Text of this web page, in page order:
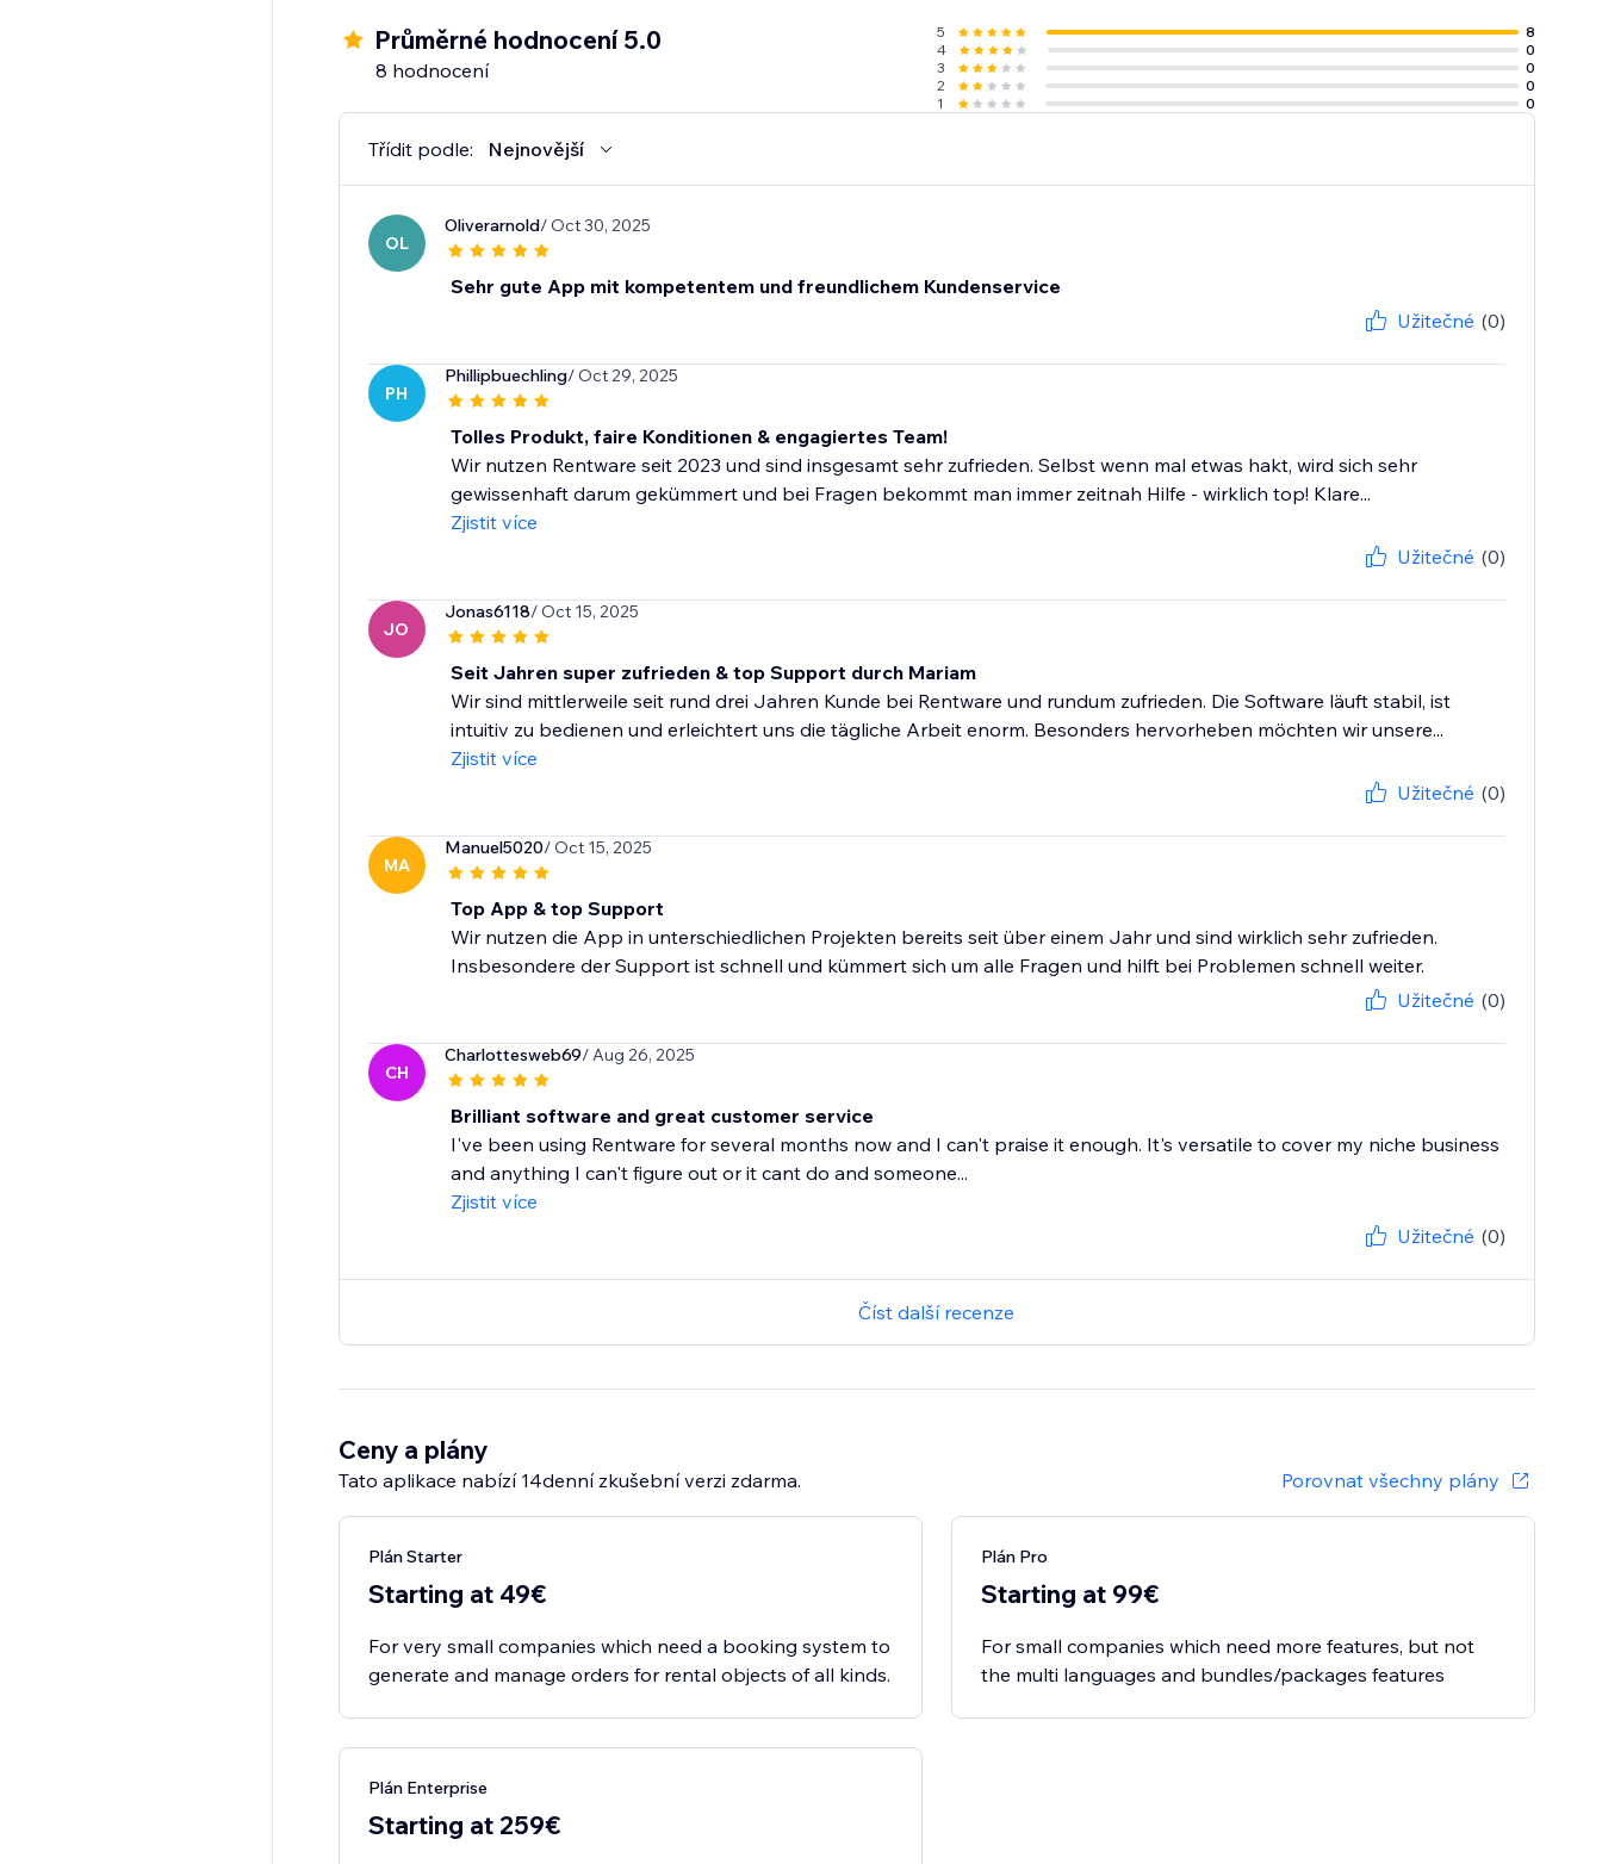
Průměrné hodnocení 5.0
8 hodnocení
5
8
4
0
3
0
2
0
1
0
Třídit podle: Nejnovější
OL
Oliverarnold/ Oct 30, 2025
Sehr gute App mit kompetentem und freundlichem Kundenservice
Užitečné (0)
PH
Phillipbuechling/ Oct 29, 2025
Tolles Produkt, faire Konditionen & engagiertes Team!
Wir nutzen Rentware seit 2023 und sind insgesamt sehr zufrieden. Selbst wenn mal etwas hakt, wird sich sehr
gewissenhaft darum gekümmert und bei Fragen bekommt man immer zeitnah Hilfe - wirklich top! Klare...
Zjistit více
Užitečné (0)
JO
Jonas6118/ Oct 15, 2025
Seit Jahren super zufrieden & top Support durch Mariam
Wir sind mittlerweile seit rund drei Jahren Kunde bei Rentware und rundum zufrieden. Die Software läuft stabil, ist
intuitiv zu bedienen und erleichtert uns die tägliche Arbeit enorm. Besonders hervorheben möchten wir unsere...
Zjistit více
Užitečné (0)
MA
Manuel5020/ Oct 15, 2025
Top App & top Support
Wir nutzen die App in unterschiedlichen Projekten bereits seit über einem Jahr und sind wirklich sehr zufrieden.
Insbesondere der Support ist schnell und kümmert sich um alle Fragen und hilft bei Problemen schnell weiter.
Užitečné (0)
CH
Charlottesweb69/ Aug 26, 2025
Brilliant software and great customer service
I've been using Rentware for several months now and I can't praise it enough. It's versatile to cover my niche business
and anything I can't figure out or it cant do and someone...
Zjistit více
Užitečné (0)
Číst další recenze
Ceny a plány
Tato aplikace nabízí 14denní zkušební verzi zdarma. Porovnat všechny plány
Plán Starter
Starting at 49€
For very small companies which need a booking system to
generate and manage orders for rental objects of all kinds.
Plán Pro
Starting at 99€
For small companies which need more features, but not
the multi languages and bundles/packages features
Plán Enterprise
Starting at 259€